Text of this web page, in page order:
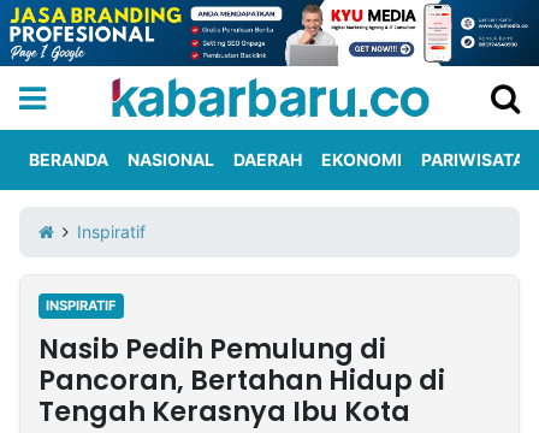
Iklan
Berita
Kami
Nasional
International
Olahraga
Entertainment
Daerah
Pariwisata
Kuliner
Kolom
BERANDA NASIONAL DAERAH EKONOMI PARIWISATA
Inspiratif
INSPIRATIF
Nasib Pedih Pemulung di
Pancoran, Bertahan Hidup di
Tengah Kerasnya Ibu Kota